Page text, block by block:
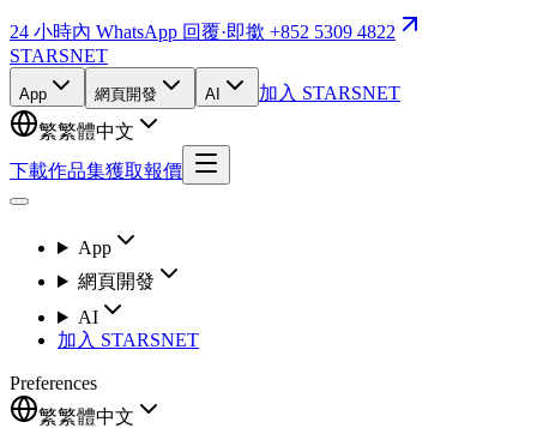
24 小時內 WhatsApp 回覆·即撳 +852 5309 4822
STARSNET
App 網頁開發 AI
加入 STARSNET
繁繁體中文
下載作品集獲取報價
App
網頁開發
AI
加入 STARSNET
Preferences
繁繁體中文